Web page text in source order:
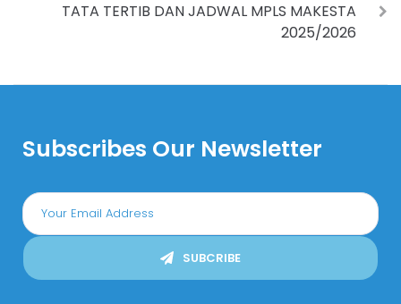
TATA TERTIB DAN JADWAL MPLS MAKESTA
2025/2026
Subscribes Our Newsletter
SUBCRIBE